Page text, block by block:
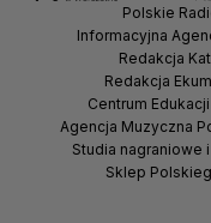
Polskie
Informacyjna
Redakcja
Redakcja
Centrum
Agencja Muzyczna
Studia nagraniowe
Sklep